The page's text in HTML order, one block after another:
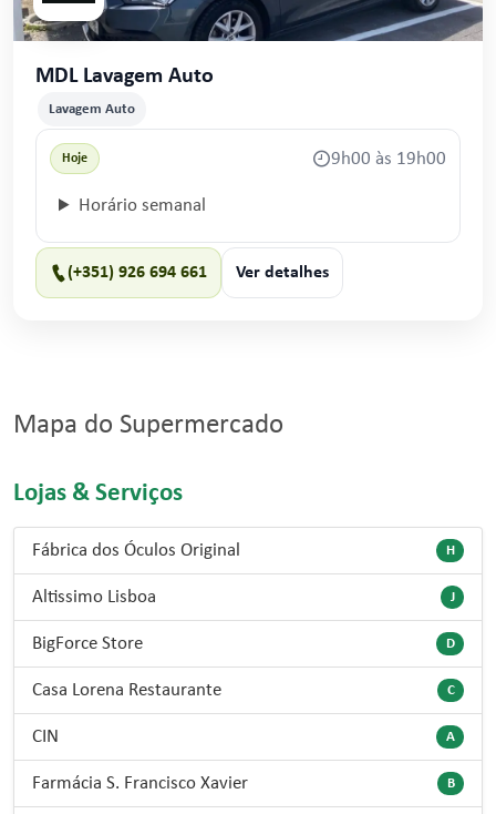
MDL Lavagem Auto
Lavagem Auto
Hoje 9h00 às 19h00
Horário semanal
(+351) 926 694 661 Ver detalhes
Mapa do Supermercado
Lojas & Serviços
Fábrica dos Óculos Original H
Altissimo Lisboa J
BigForce Store D
Casa Lorena Restaurante C
CIN A
Farmácia S. Francisco Xavier B